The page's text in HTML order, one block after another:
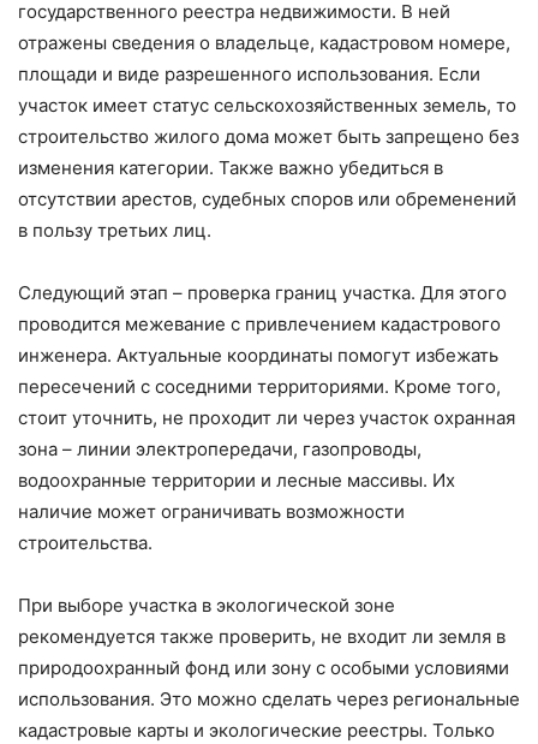
государственного реестра недвижимости. В ней
отражены сведения о владельце, кадастровом номере,
площади и виде разрешенного использования. Если
участок имеет статус сельскохозяйственных земель, то
строительство жилого дома может быть запрещено без
изменения категории. Также важно убедиться в
отсутствии арестов, судебных споров или обременений
в пользу третьих лиц.
Следующий этап – проверка границ участка. Для этого
проводится межевание с привлечением кадастрового
инженера. Актуальные координаты помогут избежать
пересечений с соседними территориями. Кроме того,
стоит уточнить, не проходит ли через участок охранная
зона – линии электропередачи, газопроводы,
водоохранные территории и лесные массивы. Их
наличие может ограничивать возможности
строительства.
При выборе участка в экологической зоне
рекомендуется также проверить, не входит ли земля в
природоохранный фонд или зону с особыми условиями
использования. Это можно сделать через региональные
кадастровые карты и экологические реестры. Только